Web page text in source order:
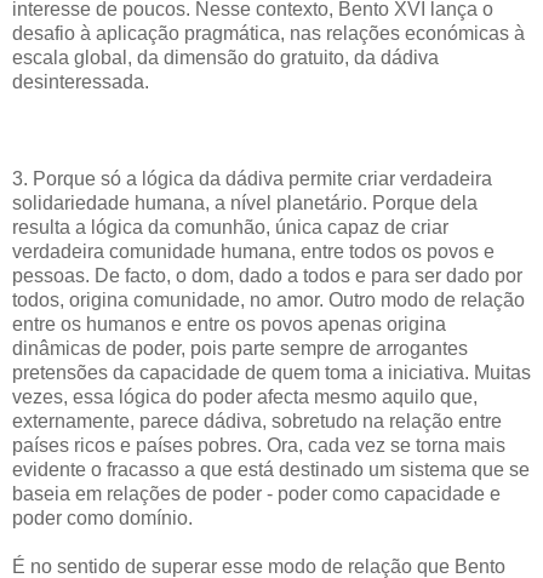
interesse de poucos. Nesse contexto, Bento XVI lança o
desafio à aplicação pragmática, nas relações económicas à
escala global, da dimensão do gratuito, da dádiva
desinteressada.
3. Porque só a lógica da dádiva permite criar verdadeira
solidariedade humana, a nível planetário. Porque dela
resulta a lógica da comunhão, única capaz de criar
verdadeira comunidade humana, entre todos os povos e
pessoas. De facto, o dom, dado a todos e para ser dado por
todos, origina comunidade, no amor. Outro modo de relação
entre os humanos e entre os povos apenas origina
dinâmicas de poder, pois parte sempre de arrogantes
pretensões da capacidade de quem toma a iniciativa. Muitas
vezes, essa lógica do poder afecta mesmo aquilo que,
externamente, parece dádiva, sobretudo na relação entre
países ricos e países pobres. Ora, cada vez se torna mais
evidente o fracasso a que está destinado um sistema que se
baseia em relações de poder - poder como capacidade e
poder como domínio.
É no sentido de superar esse modo de relação que Bento